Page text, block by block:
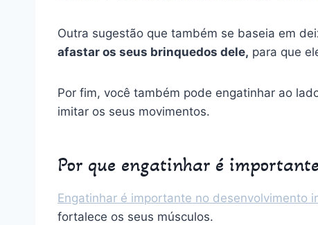
Outra sugestão que também se baseia em
afastar os seus brinquedos dele, para que
Por fim, você também pode engatinhar ao
imitar os seus movimentos.
Por que engatinhar é
Engatinhar é importante no desenvolvimento
fortalece os seus músculos.